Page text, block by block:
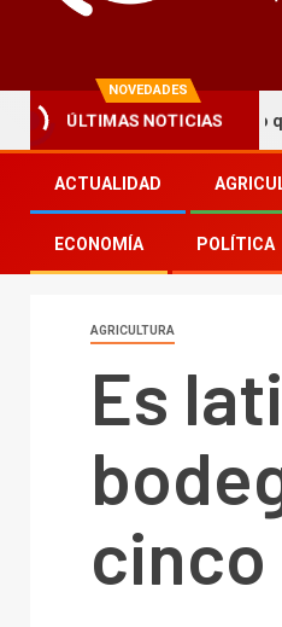
NOVEDADES
ÚLTIMAS NOTICIAS
un circuito turístico que invita a
ACTUALIDAD
ECONOMÍA POLÍTICA
AGRICULTURA
Es
cinco